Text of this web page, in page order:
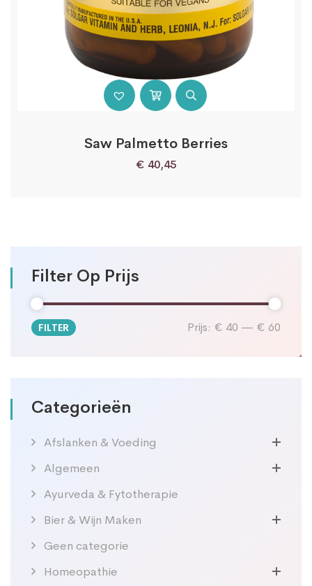
Filter Op Prijs
Min.
Max.
FILTER Prijs: € 40 — € 60
Categorieën
Afslanken & Voeding
Algemeen
Ayurveda & Fytotherapie
Bier & Wijn Maken
Geen categorie
Homeopathie
Saw Palmetto Berries
€ 40,45